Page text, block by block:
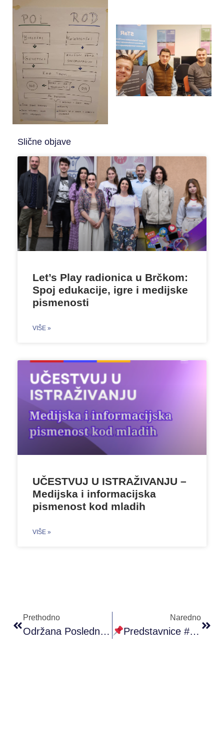
Slične objave
Let’s Play radionica u Brčkom:
Spoj edukacije, igre i medijske
pismenosti
VIŠE »
UČESTVUJ U ISTRAŽIVANJU –
Medijska i informacijska
pismenost kod mladih
VIŠE »
Prethodno
Održana Poslednja Radionica Omladisnkog Rada U Zvorniku (5. I 6. Oktobar 2019)
Naredno
Predstavnice #PRONI Centra I #POKMostar U Briselu 08.10.2019